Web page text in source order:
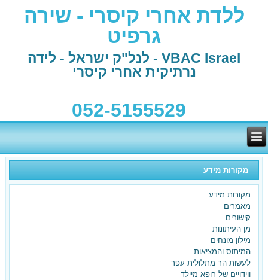
ללדת אחרי קיסרי - שירה
גרפיט
VBAC Israel - לנל"ק ישראל - לידה
נרתיקית אחרי קיסרי
052-5155529
מקורות מידע
מקורות מידע
מאמרים
קישורים
מן העיתונות
מילון מונחים
המיתוס והמציאות
לעשות הר מתלולית עפר
ווידויים של רופא מיילד